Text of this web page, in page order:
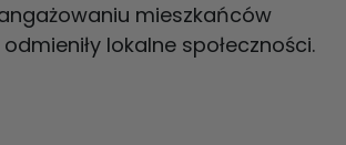
mieszkańców
lokalne społeczności.